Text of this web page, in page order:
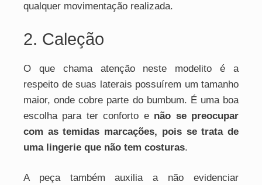
qualquer movimentação realizada.
2. Caleção
O que chama atenção neste modelito é a
respeito de suas laterais possuírem um tamanho
maior, onde cobre parte do bumbum. É uma boa
escolha para ter conforto e não se preocupar
com as temidas marcações, pois se trata de
uma lingerie que não tem costuras.
A peça também auxilia a não evidenciar